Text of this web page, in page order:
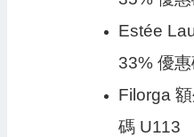
Estée
33% 優
Filorga
碼 U113